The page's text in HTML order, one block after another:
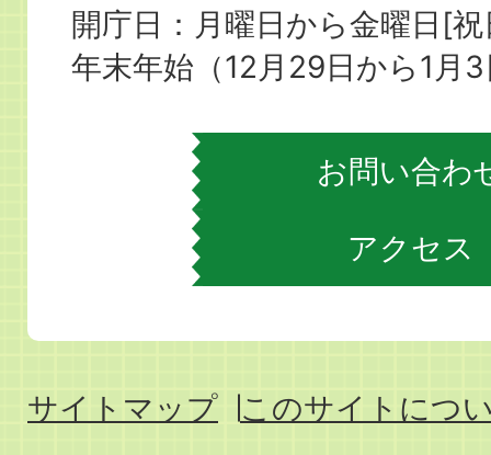
役
場
開庁日：月曜日から金曜日[
年末年始（12月29日から1月
お問い合わ
アクセス
サイトマップ
このサイトにつ